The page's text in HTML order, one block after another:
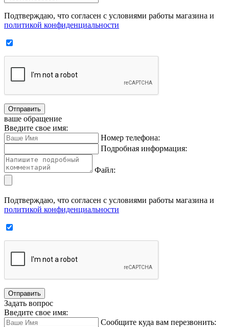
Подтверждаю, что согласен с условиями работы магазина и
политикой конфиденциальности
Отправить
ваше обращение
Введите свое имя:
Номер телефона:
Подробная информация:
Файл:
Подтверждаю, что согласен с условиями работы магазина и
политикой конфиденциальности
Отправить
Задать вопрос
Введите свое имя:
Сообщите куда вам перезвонить: